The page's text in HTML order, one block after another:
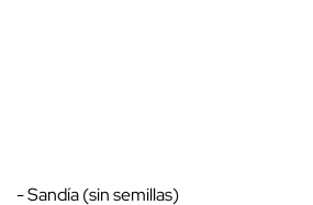
- Sandía (sin semillas)